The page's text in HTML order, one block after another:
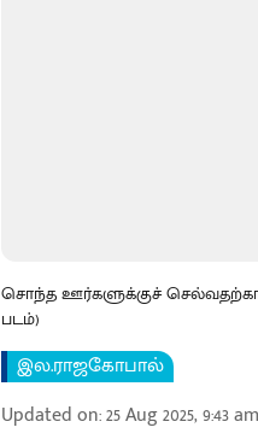
சொந்த ஊர்களுக்குச்
படம்)
இல.ராஜகோபால்
Updated on:25 Aug 2025, 9:43 am